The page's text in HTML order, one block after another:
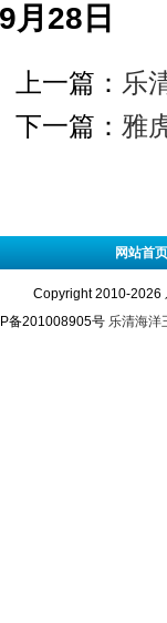
9月28日
上一篇： 乐
下一篇： 雅
网站首页
Copyright 2010-2026
备201008905号 乐清海洋